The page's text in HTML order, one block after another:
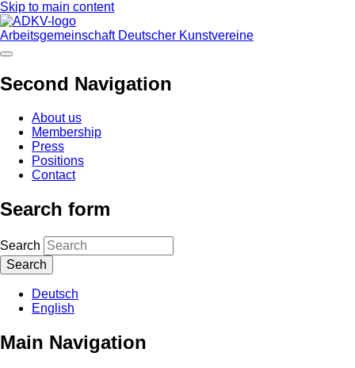
Skip to main content
Arbeitsgemeinschaft Deutscher Kunstvereine
Second Navigation
About us
Membership
Press
Positions
Contact
Search form
Search
Deutsch
English
Main Navigation